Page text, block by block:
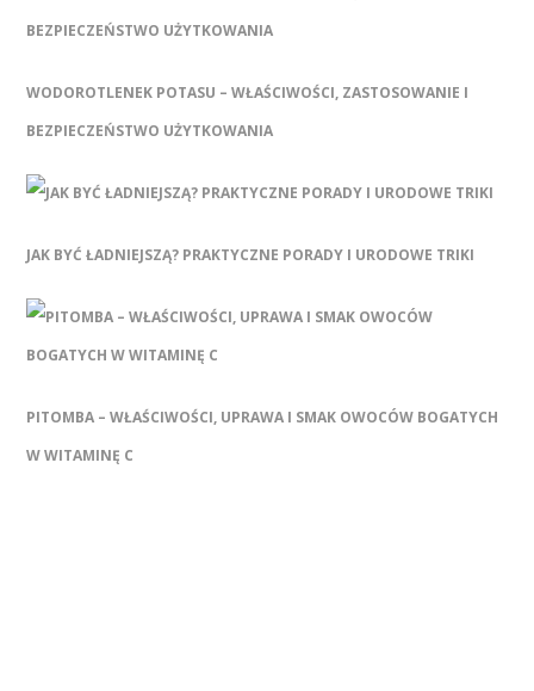
WODOROTLENEK POTASU – WŁAŚCIWOŚCI, ZASTOSOWANIE I
BEZPIECZEŃSTWO UŻYTKOWANIA
JAK BYĆ ŁADNIEJSZĄ? PRAKTYCZNE PORADY I URODOWE TRIKI
PITOMBA – WŁAŚCIWOŚCI, UPRAWA I SMAK OWOCÓW BOGATYCH
W WITAMINĘ C